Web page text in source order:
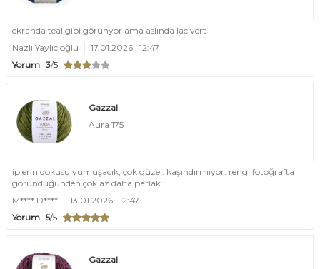
ekranda teal gibi görünyor ama aslında lacivert
Nazlı Yaylıcıoğlu
17.01.2026 | 12:47
Yorum 3/5
Gazzal
Aura 175
iplerin dokusu yumuşacık, çok güzel. kaşındırmıyor. rengi fotoğrafta
göründüğünden çok az daha parlak.
M**** D****
13.01.2026 | 12:47
Yorum 5/5
Gazzal